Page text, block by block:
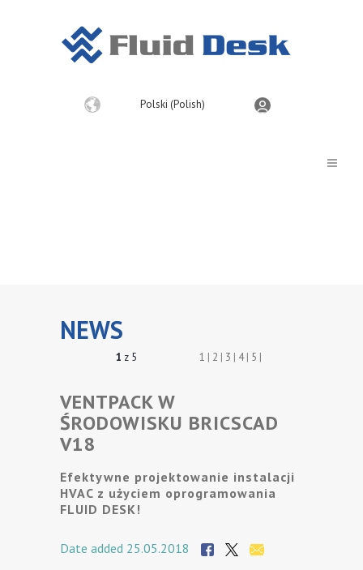
Wybierz
Polski (Polish)
NEWS
1 z 5 1 | 2 | 3 | 4| 5 |
VENTPACK W
ŚRODOWISKU BRICSCAD
V18
Efektywne projektowanie instalacji
HVAC z użyciem oprogramowania
FLUID DESK!
Date added 25.05.2018